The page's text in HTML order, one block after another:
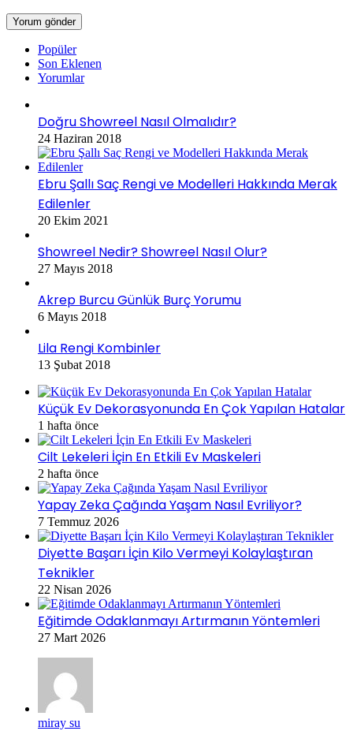
Popüler
Son Eklenen
Yorumlar
Doğru Showreel Nasıl Olmalıdır?
24 Haziran 2018
Ebru Şallı Saç Rengi ve Modelleri Hakkında Merak
Edilenler
20 Ekim 2021
Showreel Nedir? Showreel Nasıl Olur?
27 Mayıs 2018
Akrep Burcu Günlük Burç Yorumu
6 Mayıs 2018
Lila Rengi Kombinler
13 Şubat 2018
Küçük Ev Dekorasyonunda En Çok Yapılan Hatalar
1 hafta önce
Cilt Lekeleri İçin En Etkili Ev Maskeleri
2 hafta önce
Yapay Zeka Çağında Yaşam Nasıl Evriliyor?
7 Temmuz 2026
Diyette Başarı İçin Kilo Vermeyi Kolaylaştıran
Teknikler
22 Nisan 2026
Eğitimde Odaklanmayı Artırmanın Yöntemleri
27 Mart 2026
miray su